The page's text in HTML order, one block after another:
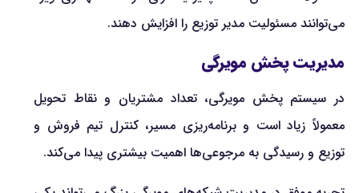
می‌توانند مسئولیت مدیر توزیع را افزایش دهند.
مدیریت پخش مویرگی
در سیستم پخش مویرگی، تعداد مشتریان و نقاط تحویل
معمولاً زیاد است و برنامه‌ریزی مسیر، کنترل تیم فروش و
توزیع و رسیدگی به مرجوعی‌ها اهمیت بیشتری پیدا می‌کند.